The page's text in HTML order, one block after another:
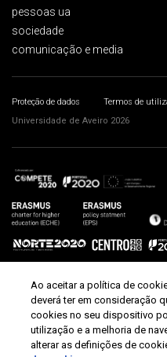
pessoas ua
sociedade
comunicação e media
Proteção de dados Termos de
Universidade de Aveiro 2026
Ao aceitar a política de
deverá ter em consideração
cookies no seu dispositivo
utilização e a melhoria de
alterar as definições de